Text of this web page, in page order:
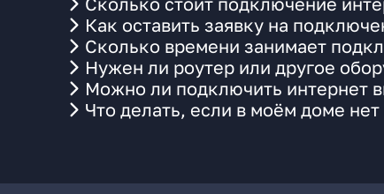
Как оставить заявку на
Сколько времени занимает
Нужен ли роутер или другое
Можно ли подключить интернет
Что делать, если в моём доме